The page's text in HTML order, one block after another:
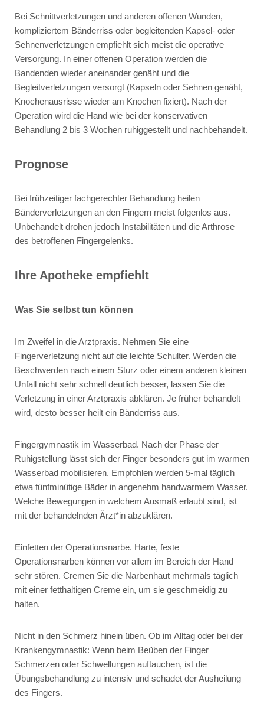
Bei Schnittverletzungen und anderen offenen Wunden,
kompliziertem Bänderriss oder begleitenden Kapsel- oder
Sehnenverletzungen empfiehlt sich meist die operative
Versorgung. In einer offenen Operation werden die
Bandenden wieder aneinander genäht und die
Begleitverletzungen versorgt (Kapseln oder Sehnen genäht,
Knochenausrisse wieder am Knochen fixiert). Nach der
Operation wird die Hand wie bei der konservativen
Behandlung 2 bis 3 Wochen ruhiggestellt und nachbehandelt.
Prognose
Bei frühzeitiger fachgerechter Behandlung heilen
Bänderverletzungen an den Fingern meist folgenlos aus.
Unbehandelt drohen jedoch Instabilitäten und die Arthrose
des betroffenen Fingergelenks.
Ihre Apotheke empfiehlt
Was Sie selbst tun können
Im Zweifel in die Arztpraxis. Nehmen Sie eine
Fingerverletzung nicht auf die leichte Schulter. Werden die
Beschwerden nach einem Sturz oder einem anderen kleinen
Unfall nicht sehr schnell deutlich besser, lassen Sie die
Verletzung in einer Arztpraxis abklären. Je früher behandelt
wird, desto besser heilt ein Bänderriss aus.
Fingergymnastik im Wasserbad. Nach der Phase der
Ruhigstellung lässt sich der Finger besonders gut im warmen
Wasserbad mobilisieren. Empfohlen werden 5-mal täglich
etwa fünfminütige Bäder in angenehm handwarmem Wasser.
Welche Bewegungen in welchem Ausmaß erlaubt sind, ist
mit der behandelnden Ärzt*in abzuklären.
Einfetten der Operationsnarbe. Harte, feste
Operationsnarben können vor allem im Bereich der Hand
sehr stören. Cremen Sie die Narbenhaut mehrmals täglich
mit einer fetthaltigen Creme ein, um sie geschmeidig zu
halten.
Nicht in den Schmerz hinein üben. Ob im Alltag oder bei der
Krankengymnastik: Wenn beim Beüben der Finger
Schmerzen oder Schwellungen auftauchen, ist die
Übungsbehandlung zu intensiv und schadet der Ausheilung
des Fingers.